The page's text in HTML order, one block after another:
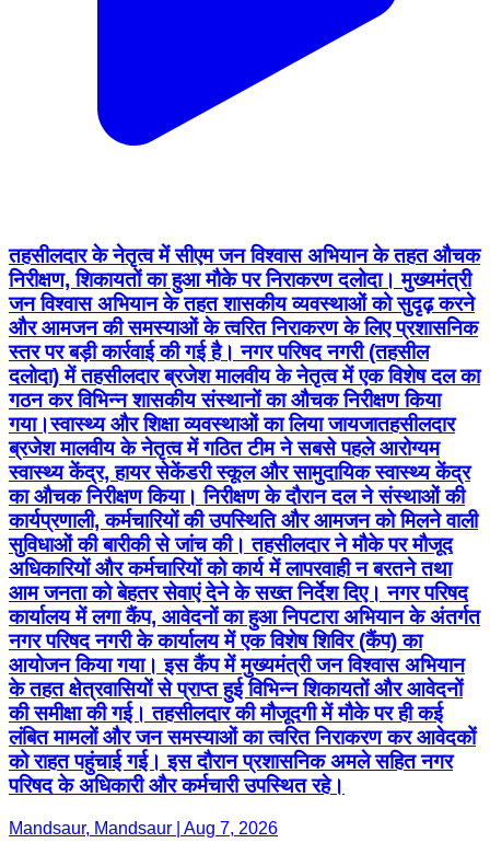
तहसीलदार के नेतृत्व में सीएम जन विश्वास अभियान के तहत औचक
निरीक्षण, शिकायतों का हुआ मौके पर निराकरण दलोदा। मुख्यमंत्री
जन विश्वास अभियान के तहत शासकीय व्यवस्थाओं को सुदृढ़ करने
और आमजन की समस्याओं के त्वरित निराकरण के लिए प्रशासनिक
स्तर पर बड़ी कार्रवाई की गई है। नगर परिषद नगरी (तहसील
दलोदा) में तहसीलदार ब्रजेश मालवीय के नेतृत्व में एक विशेष दल का
गठन कर विभिन्न शासकीय संस्थानों का औचक निरीक्षण किया
गया।स्वास्थ्य और शिक्षा व्यवस्थाओं का लिया जायजातहसीलदार
ब्रजेश मालवीय के नेतृत्व में गठित टीम ने सबसे पहले आरोग्यम
स्वास्थ्य केंद्र, हायर सेकेंडरी स्कूल और सामुदायिक स्वास्थ्य केंद्र
का औचक निरीक्षण किया। निरीक्षण के दौरान दल ने संस्थाओं की
कार्यप्रणाली, कर्मचारियों की उपस्थिति और आमजन को मिलने वाली
सुविधाओं की बारीकी से जांच की। तहसीलदार ने मौके पर मौजूद
अधिकारियों और कर्मचारियों को कार्य में लापरवाही न बरतने तथा
आम जनता को बेहतर सेवाएं देने के सख्त निर्देश दिए। नगर परिषद
कार्यालय में लगा कैंप, आवेदनों का हुआ निपटारा अभियान के अंतर्गत
नगर परिषद नगरी के कार्यालय में एक विशेष शिविर (कैंप) का
आयोजन किया गया। इस कैंप में मुख्यमंत्री जन विश्वास अभियान
के तहत क्षेत्रवासियों से प्राप्त हुई विभिन्न शिकायतों और आवेदनों
की समीक्षा की गई। तहसीलदार की मौजूदगी में मौके पर ही कई
लंबित मामलों और जन समस्याओं का त्वरित निराकरण कर आवेदकों
को राहत पहुंचाई गई। इस दौरान प्रशासनिक अमले सहित नगर
परिषद के अधिकारी और कर्मचारी उपस्थित रहे।
Mandsaur, Mandsaur | Aug 7, 2026